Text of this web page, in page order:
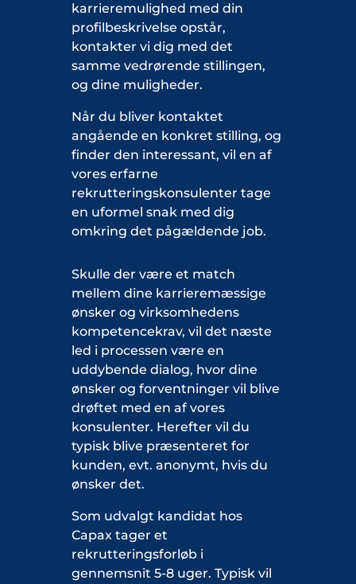
karrieremulighed med din
profilbeskrivelse opstår,
kontakter vi dig med det
samme vedrørende stillingen,
og dine muligheder.
Når du bliver kontaktet
angående en konkret stilling, og
finder den interessant, vil en af
vores erfarne
rekrutteringskonsulenter tage
en uformel snak med dig
omkring det pågældende job.
Skulle der være et match
mellem dine karrieremæssige
ønsker og virksomhedens
kompetencekrav, vil det næste
led i processen være en
uddybende dialog, hvor dine
ønsker og forventninger vil blive
drøftet med en af vores
konsulenter. Herefter vil du
typisk blive præsenteret for
kunden, evt. anonymt, hvis du
ønsker det.
Som udvalgt kandidat hos
Capax tager et
rekrutteringsforløb i
gennemsnit 5-8 uger. Typisk vil